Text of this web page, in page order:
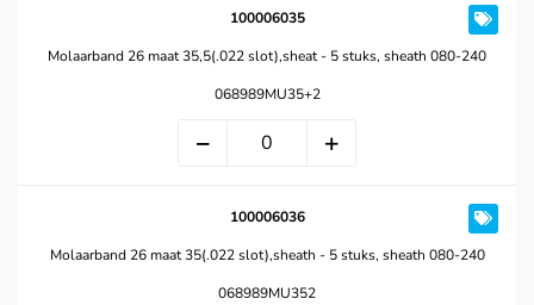
100006035
Molaarband 26 maat 35,5(.022 slot),sheat - 5 stuks, sheath 080-240
068989MU35+2
100006036
Molaarband 26 maat 35(.022 slot),sheath - 5 stuks, sheath 080-240
068989MU352